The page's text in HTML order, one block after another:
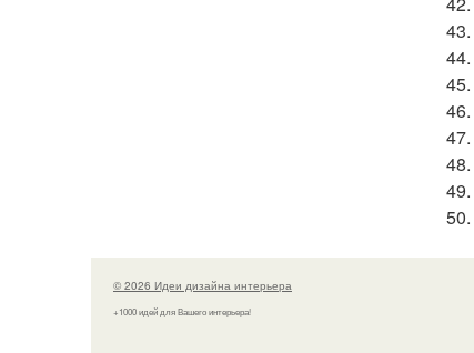
43.
44.
45.
46.
47.
48.
49.
50.
© 2026 Идеи дизайна интерьера
+1000 идей для Вашего интерьера!